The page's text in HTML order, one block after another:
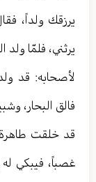
يرزقك ولداً،
يرثني، فلمّا ولد
لأصحابه: قد
فالق البحار،
قد خلقت طاهرة
غصباً، فيبكي